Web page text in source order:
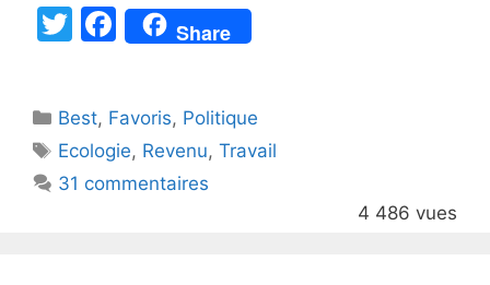
T
er
F
a
e
b
o
Share
Catégories
Best, Favoris, Politique
Étiquettes
Ecologie, Revenu,Travail
31 commentaires
4 486 vues